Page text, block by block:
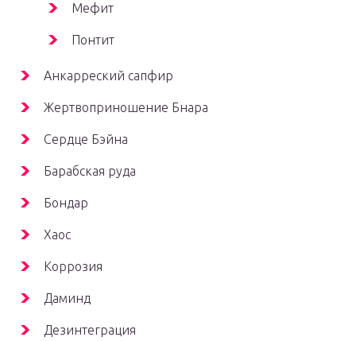
Мефит
Понтит
Анкарреский сапфир
Жертвоприношение Бнара
Сердце Бэйна
Барабская руда
Бондар
Хаос
Коррозия
Даминд
Дезинтеграция